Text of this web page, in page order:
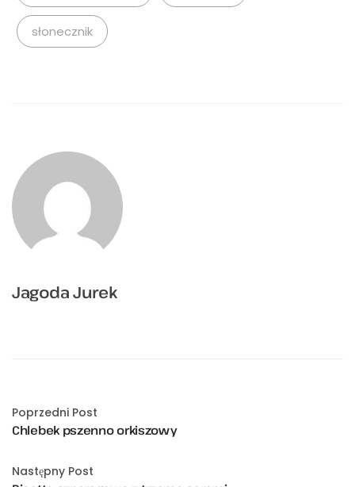
słonecznik
Jagoda Jurek
Poprzedni Post
Chlebek pszenno orkiszowy
Następny Post